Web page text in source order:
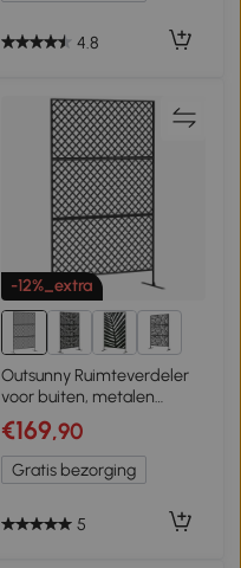
4.8
-12%_extra
1+
Outsunny Ruimteverdeler
voor buiten, metalen
wandscherm voor terras,
veranda, tuin, vrijstaand
klimrooster, staal, zwart
€169,90
Gratis bezorging
5